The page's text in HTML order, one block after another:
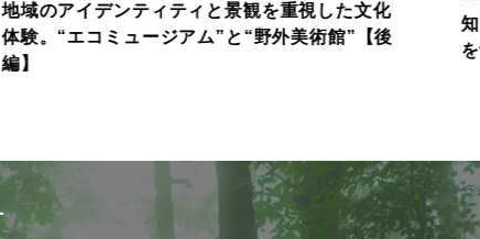
地域のアイデンティティと景観を重視した文化
体験。“エコミュージアム”と“野外美術館”【後
編】